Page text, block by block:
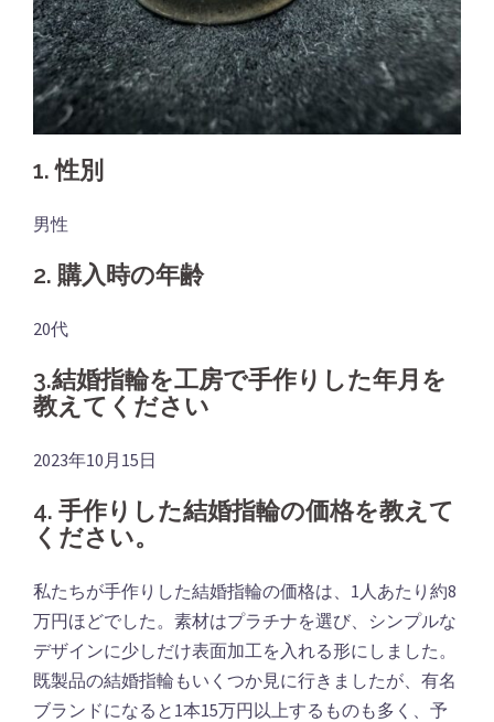
1. 性別
男性
2. 購入時の年齢
20代
3.結婚指輪を工房で手作りした年月を
教えてください
2023年10月15日
4. 手作りした結婚指輪の価格を教えて
ください。
私たちが手作りした結婚指輪の価格は、1人あたり約8
万円ほどでした。素材はプラチナを選び、シンプルな
デザインに少しだけ表面加工を入れる形にしました。
既製品の結婚指輪もいくつか見に行きましたが、有名
ブランドになると1本15万円以上するものも多く、予